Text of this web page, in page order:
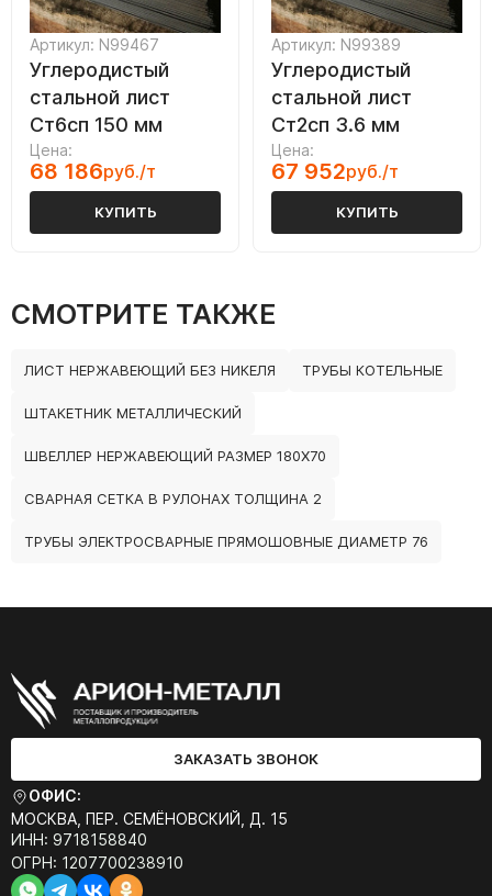
Артикул: N99467
Углеродистый
стальной лист
Ст6сп 150 мм
Цена:
68 186руб./т
КУПИТЬ
Артикул: N99389
Углеродистый
стальной лист
Ст2сп 3.6 мм
Цена:
67 952руб./т
КУПИТЬ
СМОТРИТЕ ТАКЖЕ
ЛИСТ НЕРЖАВЕЮЩИЙ БЕЗ НИКЕЛЯ ТРУБЫ КОТЕЛЬНЫЕ
ШТАКЕТНИК МЕТАЛЛИЧЕСКИЙ
ШВЕЛЛЕР НЕРЖАВЕЮЩИЙ РАЗМЕР 180Х70
СВАРНАЯ СЕТКА В РУЛОНАХ ТОЛЩИНА 2
ТРУБЫ ЭЛЕКТРОСВАРНЫЕ ПРЯМОШОВНЫЕ ДИАМЕТР 76
ЗАКАЗАТЬ ЗВОНОК
ОФИС:
МОСКВА, ПЕР. СЕМЁНОВСКИЙ, Д. 15
ИНН: 9718158840
ОГРН: 1207700238910